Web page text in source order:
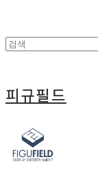
피규필드